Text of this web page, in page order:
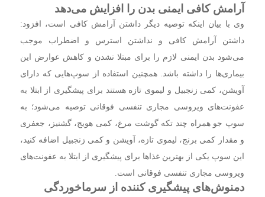
آرامش کافی ایمنی بدن را افزایش می‌دهد
وی با بیان اینکه توصیه دیگر داشتن آرامش کافی است، افزود:
داشتن آرامش کافی و نداشتن استرس و اضطراب موجب
می‌شود بدن ایمنی لازم را برای مبتلا نشدن و کاهش عوارض این
بیماری‌ها را داشته باشد. همچنین استفاده از سوپ‌هایی که دارای
آویشن، کمی زنجبیل و لیموی تازه هستند برای پیشگیری از ابتلا به
عفونت‌های ویروسی مجاری تنفسی فوقانی توصیه می‌شود؛ به
سوپ جو همراه چند تکه گوشت مرغ، کمی هویج، گشنیز، جعفری
و مقدار کمی برنج، لیموی تازه، آویشن و کمی زنجبیل اضافه کنید،
این سوپ یکی از بهترین غذا‌ها برای پیشگیری از ابتلا به عفونت‌های
ویروسی مجاری تنفسی فوقانی است.
دمنوش‌های پیشگیری کننده از سرماخوردگی